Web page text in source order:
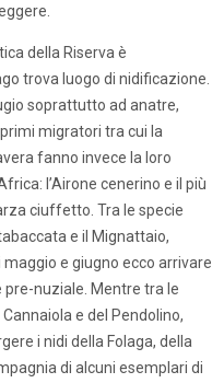
della Riserva è
trova luogo di nidificazione.
soprattutto ad anatre,
migratori tra cui la
fanno invece la loro
l’Airone cenerino e il più
ciuffetto. Tra le specie
e il Mignattaio,
e giugno ecco arrivare
nuziale. Mentre tra le
e del Pendolino,
i nidi della Folaga, della
di alcuni esemplari di